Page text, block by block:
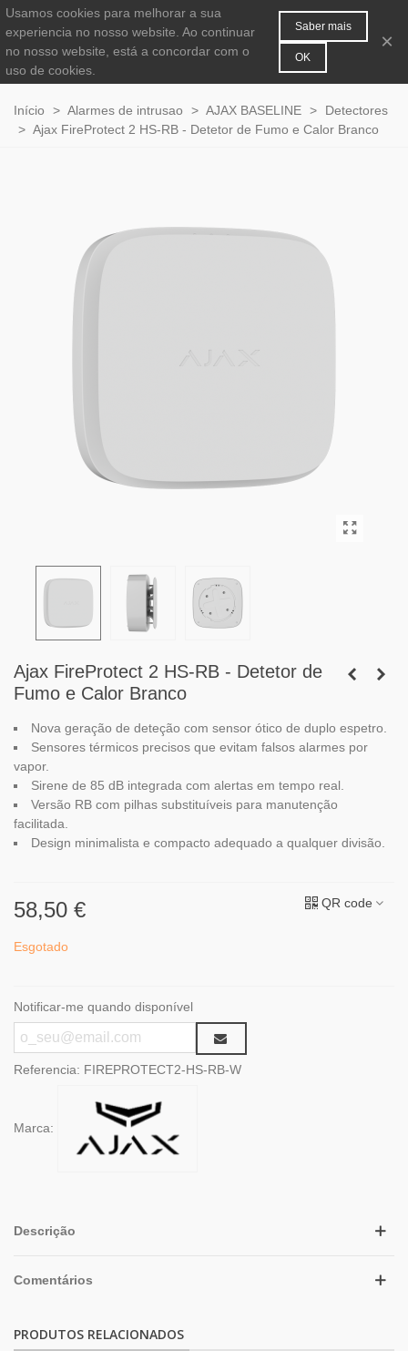
0
Início > Alarmes de intrusao > AJAX BASELINE >
Detectores
> Ajax FireProtect 2 HS-RB - Detetor de Fumo e Calor Branco
Ajax FireProtect 2 HS-RB - Detetor de
Fumo e Calor Branco
Nova geração de deteção com sensor ótico de duplo espetro.
Sensores térmicos precisos que evitam falsos alarmes por
vapor.
Sirene de 85 dB integrada com alertas em tempo real.
Versão RB com pilhas substituíveis para manutenção
facilitada.
Design minimalista e compacto adequado a qualquer divisão.
58,50 € QR code
Esgotado
Notificar-me quando disponível
Referencia: FIREPROTECT2-HS-RB-W
Marca:
Descrição
Comentários
PRODUTOS RELACIONADOS
Usamos cookies para melhorar a sua
experiencia no nosso website. Ao continuar
no nosso website, está a concordar com o
uso de cookies.
Saber mais
OK
×